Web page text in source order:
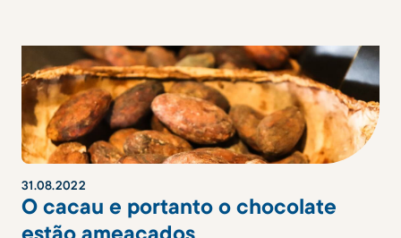
31.08.2022
O cacau e portanto o chocolate
estão ameaçados